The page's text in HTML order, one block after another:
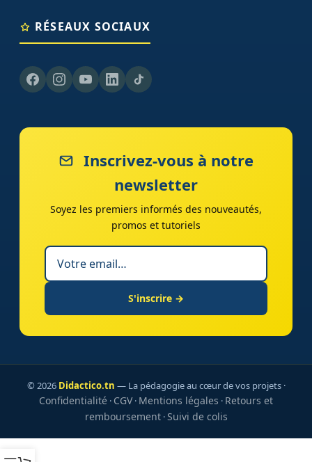
RÉSEAUX SOCIAUX
Inscrivez-vous à notre
newsletter
Soyez les premiers informés des nouveautés,
promos et tutoriels
S'inscrire →
© 2026 Didactico.tn — La pédagogie au cœur de vos projets ·
Confidentialité · CGV· Mentions légales · Retours et
remboursement·Suivi de colis